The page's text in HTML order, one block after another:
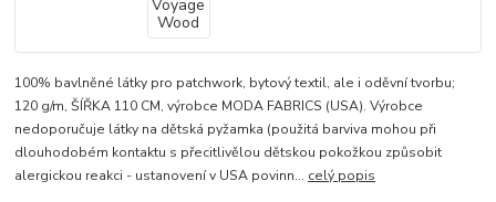
100% bavlněné látky pro patchwork, bytový textil, ale i oděvní tvorbu;
120 g/m, ŠÍŘKA 110 CM, výrobce MODA FABRICS (USA). Výrobce
nedoporučuje látky na dětská pyžamka (použitá barviva mohou při
dlouhodobém kontaktu s přecitlivělou dětskou pokožkou způsobit
alergickou reakci - ustanovení v USA povinn... celý popis